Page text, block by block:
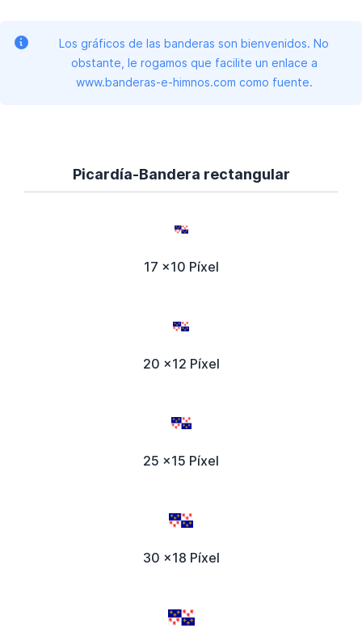
Los gráficos de las banderas son bienvenidos. No
obstante, le rogamos que facilite un enlace a
www.banderas-e-himnos.com como fuente.
Picardía-Bandera rectangular
17 x10 Píxel
20 x12 Píxel
25 x15 Píxel
30 x18 Píxel